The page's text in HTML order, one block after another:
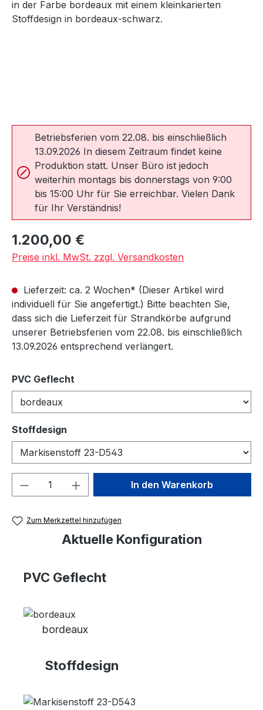
Betriebsferien vom 22.08. bis einschließlich
13.09.2026 In diesem Zeitraum findet keine
Produktion statt. Unser Büro ist jedoch
weiterhin montags bis donnerstags von 9:00
bis 15:00 Uhr für Sie erreichbar. Vielen Dank
für Ihr Verständnis!
Regulärer Preis:
1.200,00 €
Preise inkl. MwSt. zzgl. Versandkosten
Lieferzeit: ca. 2 Wochen* (Dieser Artikel wird
individuell für Sie angefertigt.) Bitte beachten Sie,
dass sich die Lieferzeit für Strandkörbe aufgrund
unserer Betriebsferien vom 22.08. bis einschließlich
13.09.2026 entsprechend verlängert.
PVC Geflecht
Stoffdesign
Produkt Anzahl: Gib denIn den Warenkorb
Zum Merkzettel hinzufügen
Aktuelle Konfiguration
PVC Geflecht
bordeaux
Stoffdesign